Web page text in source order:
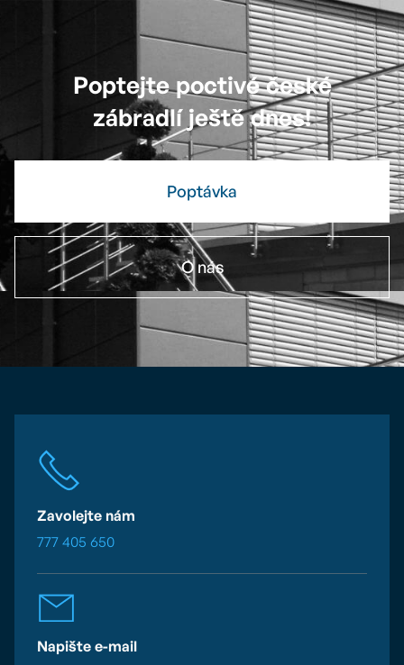
Poptejte poctivé české
zábradlí ještě dnes!
Poptávka
O nás
Zavolejte nám
777 405 650
Napište e-mail